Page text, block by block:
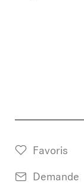
Favoris
Demande